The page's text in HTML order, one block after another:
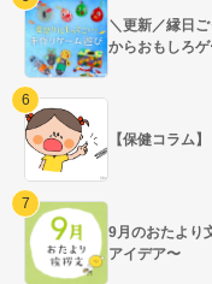
＼更新／縁日
からおもしろ
【保健コラム
9月のおたより
アイデア〜